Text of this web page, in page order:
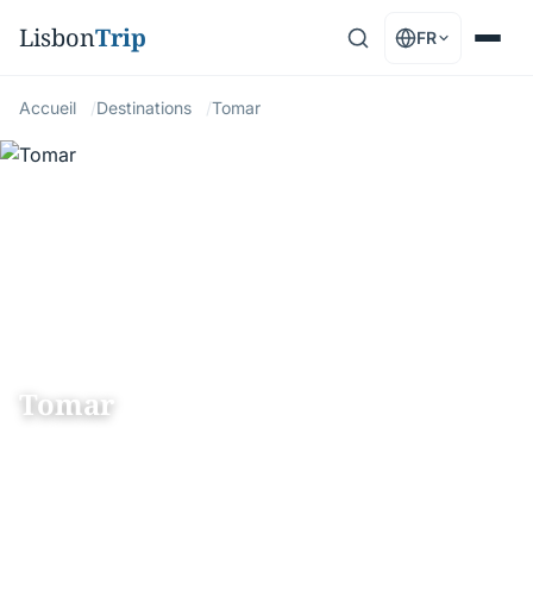
LisbonTrip FR
Accueil Destinations Tomar
Tomar